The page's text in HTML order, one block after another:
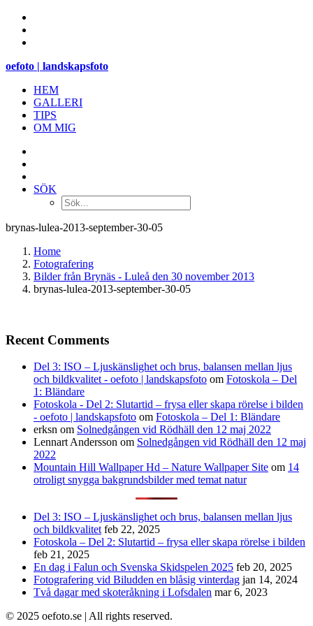
oefoto | landskapsfoto
HEM
GALLERI
TIPS
OM MIG
SÖK
brynas-lulea-2013-september-30-05
Home
Fotografering
Bilder från Brynäs - Luleå den 30 november 2013
brynas-lulea-2013-september-30-05
Recent Comments
Del 3: ISO – Ljuskänslighet och brus, balansen mellan ljus
och bildkvalitet - oefoto | landskapsfoto om Fotoskola – Del
1: Bländare
Fotoskola - Del 2: Slutartid – frysa eller skapa rörelse i bilden
- oefoto | landskapsfoto om Fotoskola – Del 1: Bländare
erksn om Solnedgången vid Rödhäll den 12 maj 2022
Lennart Andersson om Solnedgången vid Rödhäll den 12 maj
2022
Mountain Hill Wallpaper Hd – Nature Wallpaper Site om 14
otroligt snygga bakgrundsbilder med temat natur
Del 3: ISO – Ljuskänslighet och brus, balansen mellan ljus
och bildkvalitet feb 22, 2025
Fotoskola – Del 2: Slutartid – frysa eller skapa rörelse i bilden
feb 21, 2025
En dag i Falun och Svenska Skidspelen 2025 feb 20, 2025
Fotografering vid Biludden en blåsig vinterdag jan 14, 2024
Två dagar med skoteråkning i Lofsdalen mar 6, 2023
© 2025 oefoto.se | All rights reserved.